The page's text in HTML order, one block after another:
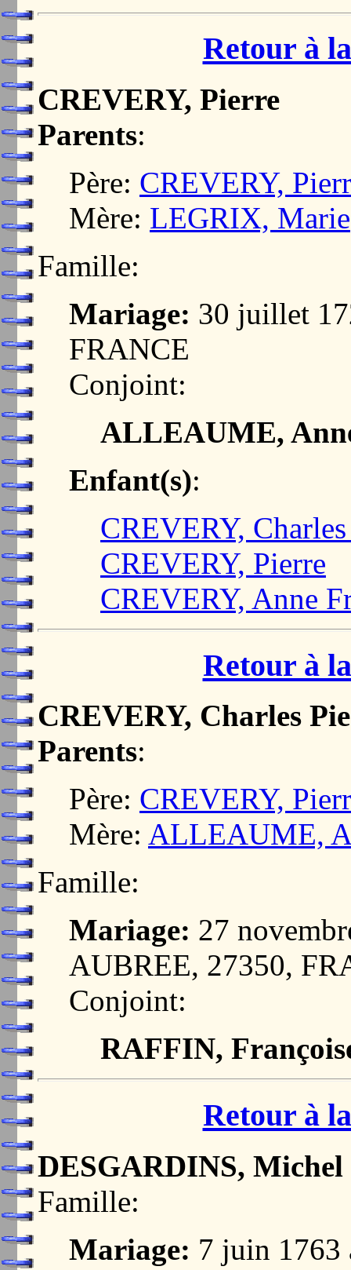
Retour à
CREVERY, Pierre
Parents:
Père: CREVERY,
Mère: LEGRIX, Marie
Famille:
Mariage: 30 juillet
FRANCE
Conjoint:
ALLEAUME,
Enfant(s):
CREVERY,
CREVERY, Pierre
CREVERY, Anne
Retour à
CREVERY, Charles
Parents:
Père: CREVERY,
Mère: ALLEAUME,
Famille:
Mariage: 27
AUBREE, 27350,
Conjoint:
RAFFIN,
Retour à
DESGARDINS, Michel
Famille:
Mariage: 7 juin 1763